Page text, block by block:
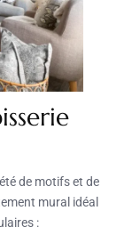
de motifs et de
mural idéal
: